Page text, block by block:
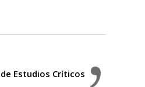
Estudios Críticos